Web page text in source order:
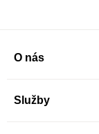
O nás
Služby